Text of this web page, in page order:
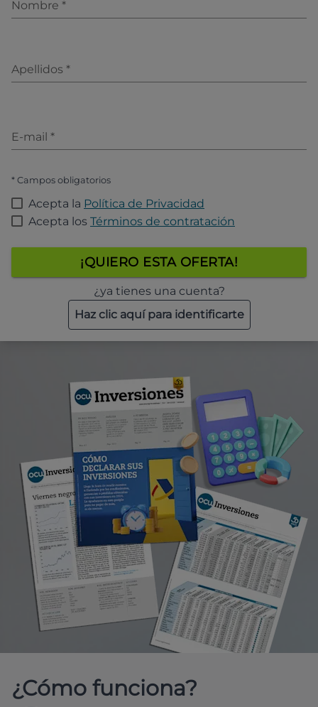
Nombre *
Apellidos *
E-mail *
* Campos obligatorios
Acepta la Política de Privacidad
Acepta los Términos de contratación
¡QUIERO ESTA OFERTA!
¿ya tienes una cuenta?
Haz clic aquí para identificarte
¿Cómo funciona?